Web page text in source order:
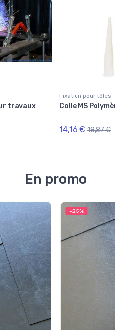
travaux
Fixation pour tôles
Colle MS
14,16 € 18,87 €
En promo
-25%